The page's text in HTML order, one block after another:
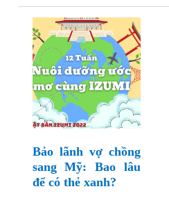
Bảo lãnh vợ chồng
sang Mỹ: Bao lâu
để có thẻ xanh?